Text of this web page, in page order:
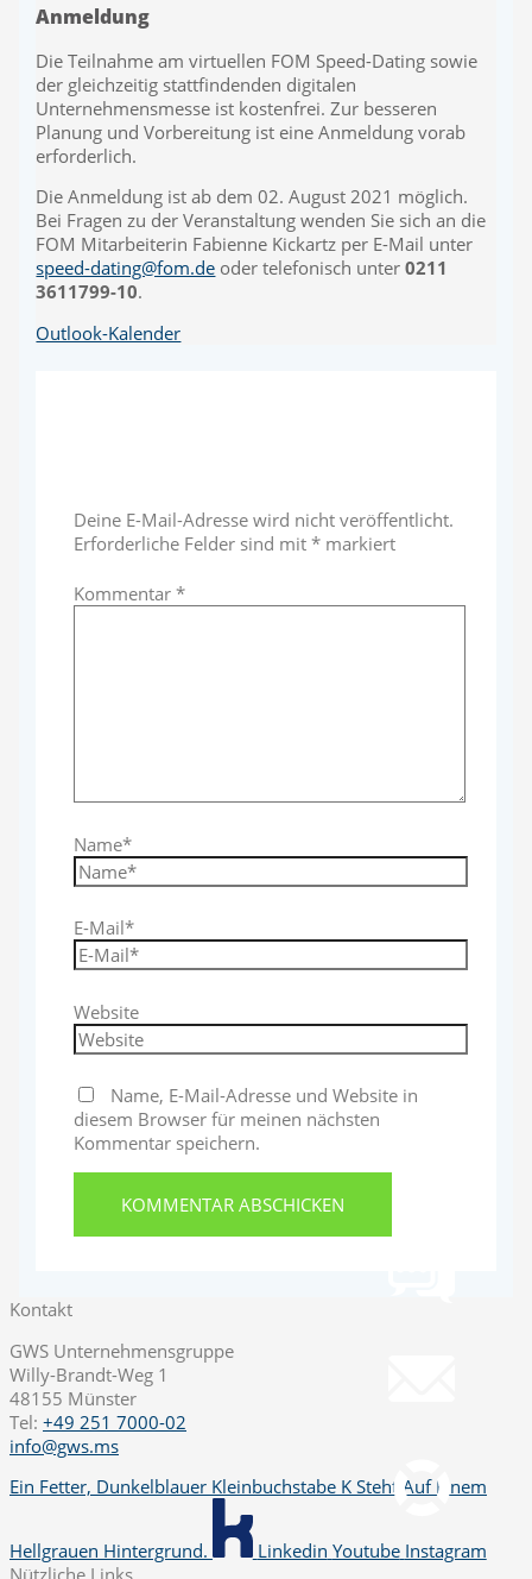
Telefon
Chat jetzt öffnen
Anmeldung
Die Teilnahme am virtuellen FOM Speed-Dating sowie
der gleichzeitig stattfindenden digitalen
Unternehmensmesse ist kostenfrei. Zur besseren
Planung und Vorbereitung ist eine Anmeldung vorab
erforderlich.
Die Anmeldung ist ab dem 02. August 2021 möglich.
Bei Fragen zu der Veranstaltung wenden Sie sich an die
FOM Mitarbeiterin Fabienne Kickartz per E-Mail unter
speed-dating@fom.de oder telefonisch unter0211
3611799-10.
Outlook-Kalender
Deine E-Mail-Adresse wird nicht veröffentlicht.
Erforderliche Felder sind mit *markiert
Kommentar *
Name*
E-Mail*
Website
Name, E-Mail-Adresse und Website in
diesem Browser für meinen nächsten
Kommentar speichern.
Kontakt
GWS Unternehmensgruppe
Willy-Brandt-Weg 1
48155 Münster
Tel: +49 251 7000-02
info@gws.ms
Ein Fetter, Dunkelblauer Kleinbuchstabe K Steht Auf Einem
Hellgrauen Hintergrund. Linkedin Youtube Instagram